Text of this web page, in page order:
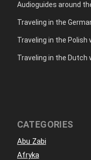
Audioguides around
Traveling in the
Traveling in the Polish
Traveling in the Dutch
CATEGORIES
Abu Zabi
Afryka